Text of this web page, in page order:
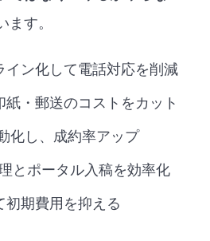
ます。
イン化して電話対応を削減
紙・郵送のコストをカット
化し、成約率アップ
とポータル入稿を効率化
初期費用を抑える